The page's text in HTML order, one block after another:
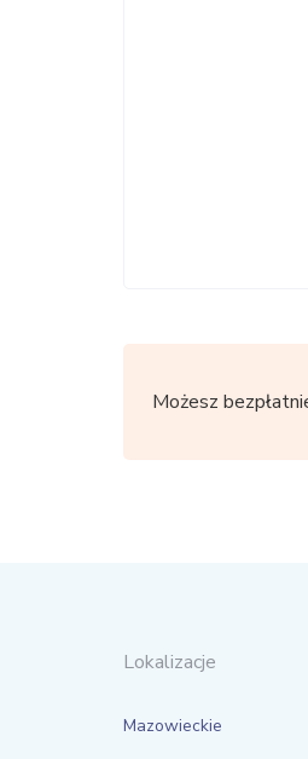
Możesz
Lokalizacje
Mazowieckie